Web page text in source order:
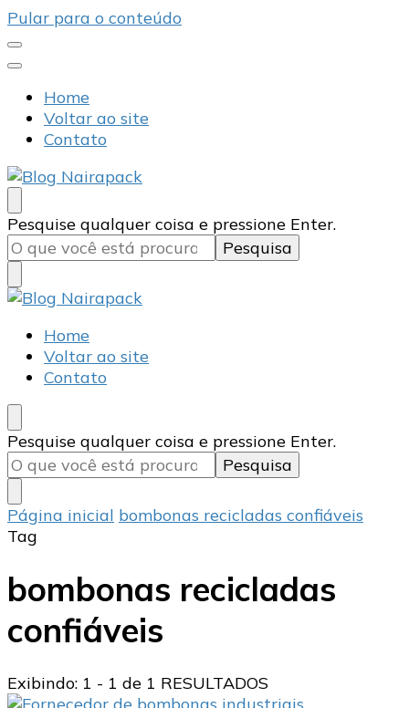
Pular para o conteúdo
Home
Voltar ao site
Contato
Blog Nairapack
Líder no Mercado de Embalagens
Procurando
algo?
Pesquise qualquer coisa e pressione Enter.
Blog Nairapack
Líder no Mercado de Embalagens
Home
Voltar ao site
Contato
Procurando
algo?
Pesquise qualquer coisa e pressione Enter.
Página inicial bombonas recicladas confiáveis
Tag
bombonas recicladas
confiáveis
Exibindo: 1 - 1 de 1 RESULTADOS